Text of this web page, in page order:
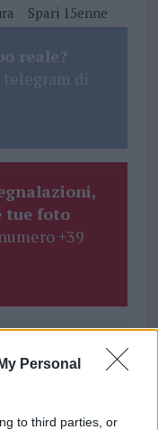
Personal
to third parties, or
Spari 15enne
reale?
di
tue foto
+39
news